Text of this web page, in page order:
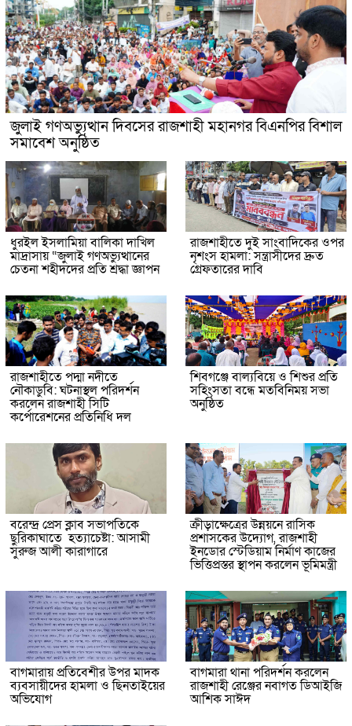
জুলাই গণঅভ্যুত্থান দিবসের রাজশাহী মহানগর বিএনপির বিশাল
সমাবেশ অনুষ্ঠিত
ধুরইল ইসলামিয়া বালিকা দাখিল
মাদ্রাসায় “জুলাই গণঅভ্যুত্থানের
চেতনা শহীদদের প্রতি শ্রদ্ধা জ্ঞাপন
রাজশাহীতে দুই সাংবাদিকের ওপর
নৃশংস হামলা: সন্ত্রাসীদের দ্রুত
গ্রেফতারের দাবি
রাজশাহীতে পদ্মা নদীতে
নৌকাডুবি: ঘটনাস্থল পরিদর্শন
করলেন রাজশাহী সিটি
কর্পোরেশনের প্রতিনিধি দল
শিবগঞ্জে বাল্যবিয়ে ও শিশুর প্রতি
সহিংসতা বন্ধে মতবিনিময় সভা
অনুষ্ঠিত
বরেন্দ্র প্রেস ক্লাব সভাপতিকে
ছুরিকাঘাতে হত্যাচেষ্টা: আসামী
সুরুজ আলী কারাগারে
ক্রীড়াক্ষেত্রের উন্নয়নে রাসিক
প্রশাসকের উদ্যোগ, রাজশাহী
ইনডোর স্টেডিয়াম নির্মাণ কাজের
ভিত্তিপ্রস্তর স্থাপন করলেন ভূমিমন্ত্রী
বাগমারায় প্রতিবেশীর উপর মাদক
ব্যবসায়ীদের হামলা ও ছিনতাইয়ের
অভিযোগ
বাগমারা থানা পরিদর্শন করলেন
রাজশাহী রেঞ্জের নবাগত ডিআইজি
আশিক সাঈদ